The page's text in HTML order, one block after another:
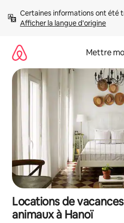
directement
Afficher la langue d'origine
Mettre
Locations de
animaux à Hanoï